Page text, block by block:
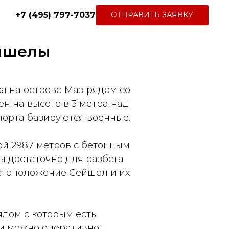
+7 (495) 797-7037 ОТПРАВИТЬ ЗАЯВКУ
на острове Маэ рядом со
на высоте в 3 метра над
базируются военные.
2987 метров с бетонным
для разбега
Сейшел и их
с которым есть